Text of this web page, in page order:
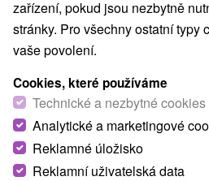
Hotel Termál★★★
zařízení, pokud jsou nezbytně
stránky. Pro všechny ostatní typy
vaše povolení.
Cookies, které používáme
Technické a nezbytné cookies
Analytické a marketingové
Reklamné úložisko
Reklamní uživatelská data